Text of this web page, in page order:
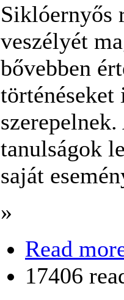
Siklóernyős
veszélyét
bővebben
tanulságok
saját
»
Read
17406